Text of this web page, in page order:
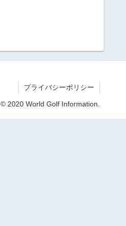
プライバシーポリシー
© 2020 World Golf Information.